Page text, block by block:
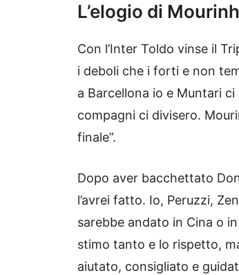
L’elogio di
Con l’Inter Toldo vinse il
i deboli che i forti e non
a Barcellona io e Muntari
compagni ci divisero.
finale”.
Dopo aver bacchettato
l’avrei fatto. Io, Peruzzi,
sarebbe andato in Cina o
stimo tanto e lo rispetto,
aiutato, consigliato e